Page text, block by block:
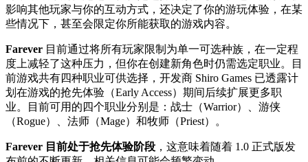
影响其他玩家与你的互动方式，还决定了你的游玩体验，在某
些情况下，甚至会限定你所能获取的游戏内容。
Farever 目前通过将所有玩家限制为单一可选种族，在一定程
度上减轻了这种压力，但你在创建新角色时仍需选定职业。目
前游戏共有四种职业可供选择，开发商 Shiro Games 已透露计
划在游戏的抢先体验（Early Access）期间后续扩展更多职
业。目前可用的四个职业分别是：战士（Warrior）、游侠
（Rogue）、法师（Mage）和牧师（Priest）。
Farever 目前处于抢先体验阶段 ，这意味着随着 1.0 正式版发